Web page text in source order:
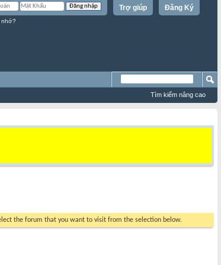
Đăng Ký
Trợ giúp
nhớ?
Tìm kiếm nâng cao
the forum that you want to visit from the selection below.